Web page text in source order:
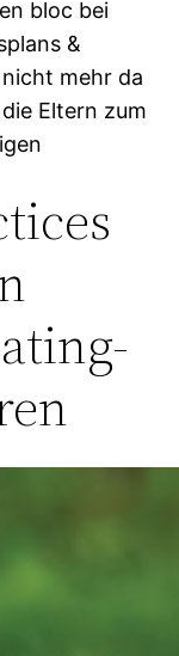
bloc bei
&
mehr da
Eltern zum